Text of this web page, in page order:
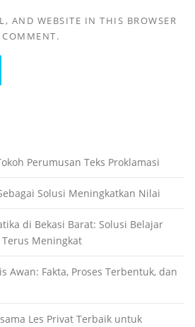
AND WEBSITE IN THIS BROWSER
Perumusan Teks Proklamasi
Solusi Meningkatkan Nilai
di Bekasi Barat: Solusi Belajar
Meningkat
Awan: Fakta, Proses Terbentuk, dan
Les Privat Terbaik untuk